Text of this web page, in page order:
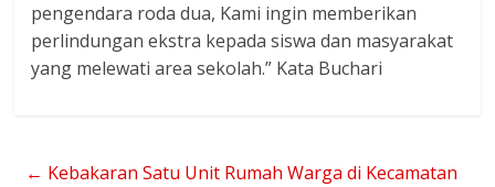
pengendara roda dua, Kami ingin memberikan
perlindungan ekstra kepada siswa dan masyarakat
yang melewati area sekolah.” Kata Buchari
← Kebakaran Satu Unit Rumah Warga di Kecamatan